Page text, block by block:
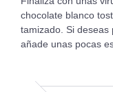
chocolate blanco
tamizado. Si deseas
añade unas pocas